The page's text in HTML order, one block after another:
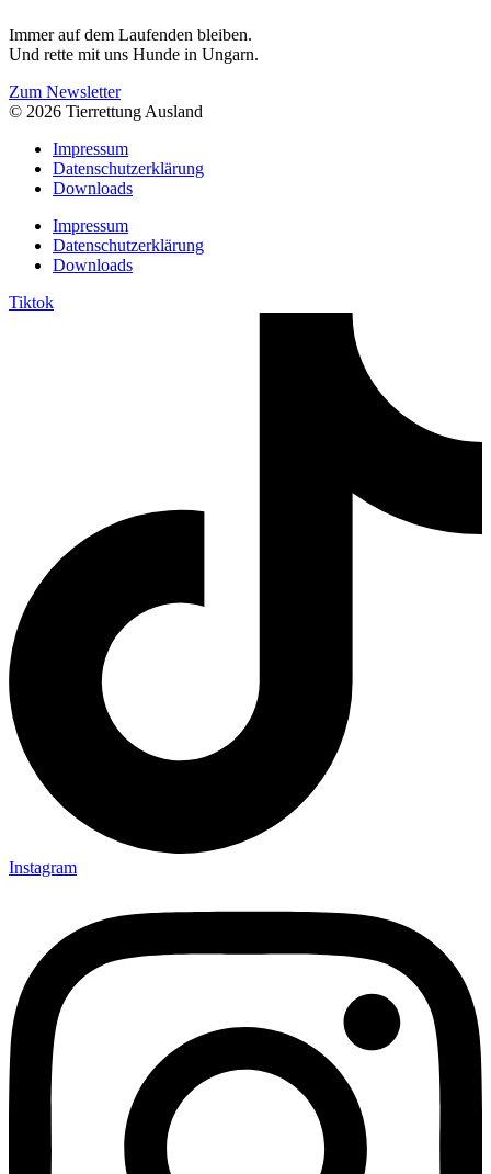
Immer auf dem Laufenden bleiben.
Und rette mit uns Hunde in Ungarn.
Zum Newsletter
© 2026 Tierrettung Ausland
Impressum
Datenschutzerklärung
Downloads
Impressum
Datenschutzerklärung
Downloads
Tiktok
Instagram